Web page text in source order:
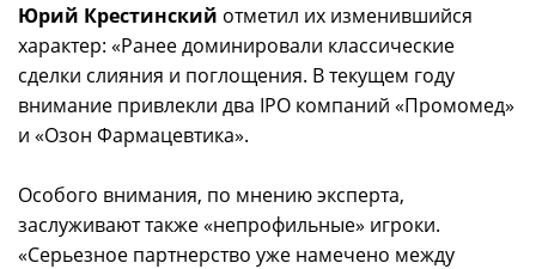
Юрий Крестинский отметил их изменившийся
характер: «Ранее доминировали классические
сделки слияния и поглощения. В текущем году
внимание привлекли два IPO компаний «Промомед»
и «Озон Фармацевтика».
Особого внимания, по мнению эксперта,
заслуживают также «непрофильные» игроки.
«Серьезное партнерство уже намечено между